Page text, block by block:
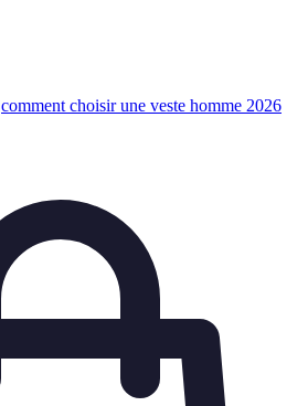
comment choisir une veste homme 2026